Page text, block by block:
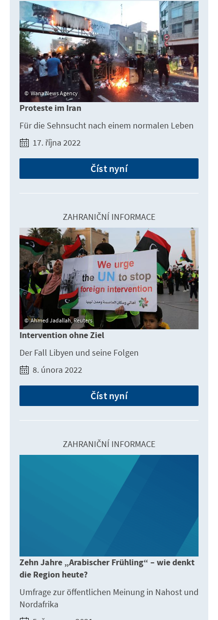
Wana News Agency
Proteste im Iran
Für die Sehnsucht nach einem normalen Leben
17. října 2022
Číst nyní
ZAHRANIČNÍ INFORMACE
Ahmed Jadallah, Reuters
Intervention ohne Ziel
Der Fall Libyen und seine Folgen
8. února 2022
Číst nyní
ZAHRANIČNÍ INFORMACE
Zehn Jahre „Arabischer Frühling“ – wie denkt
die Region heute?
Umfrage zur öffentlichen Meinung in Nahost und
Nordafrika